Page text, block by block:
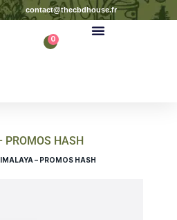
contact@thecbdhouse.fr
0
PROMOS HASH
– PROMOS HASH